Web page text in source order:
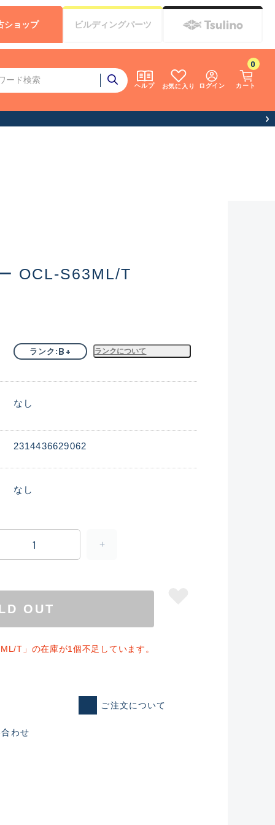
ヘルプ お気に入り ログイン カート
0
ショップ ビルディングパーツ
休業について）
れた未使用
OCL-S63ML/T
ランク B+ ランクについて
なし
2314436629062
なし
OUT
T」の在庫が1個不足しています。
ご注文について
わせ